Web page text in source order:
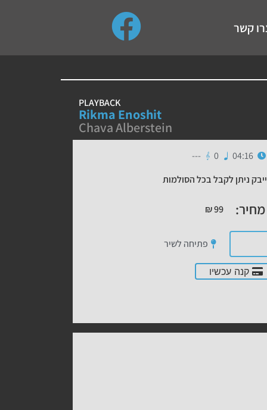
up and down arrows to review and enter to go to the
קשר
PLAYBACK
Rikma Enoshit
Chava Alberstein
04:16
0
---
ניתן לקבל בכל הסולמות
מחיר: ₪99
פתיחה לשיר
קנה עכשיו